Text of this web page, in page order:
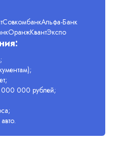
СовкомбанкАльфа-Банк
ОранжКвантЭкспо
000 000 рублей;